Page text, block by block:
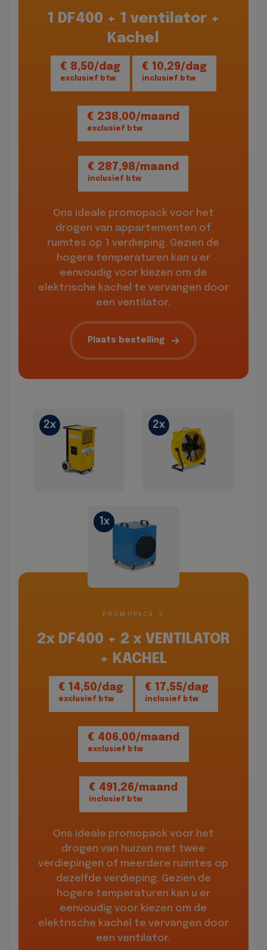
1 DF400 + 1 ventilator +
Kachel
€ 8,50/dag
exclusief btw
€ 10,29/dag
inclusief btw
€ 238,00/maand
exclusief btw
€ 287,98/maand
inclusief btw
Ons ideale promopack voor het
drogen van appartementen of
ruimtes op 1 verdieping. Gezien de
hogere temperaturen kan u er
eenvoudig voor kiezen om de
elektrische kachel te vervangen door
een ventilator.
Plaats bestelling
2x 2x
1x
PROMOPACK 2
2x DF400 + 2 x VENTILATOR
+ KACHEL
€ 14,50/dag
exclusief btw
€ 17,55/dag
inclusief btw
€ 406,00/maand
exclusief btw
€ 491,26/maand
inclusief btw
Ons ideale promopack voor het
drogen van huizen met twee
verdiepingen of meerdere ruimtes op
dezelfde verdieping. Gezien de
hogere temperaturen kan u er
eenvoudig voor kiezen om de
elektrische kachel te vervangen door
een ventilator.